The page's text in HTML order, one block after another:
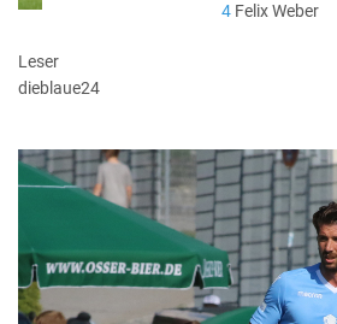
4Felix Weber
Leser
dieblaue24